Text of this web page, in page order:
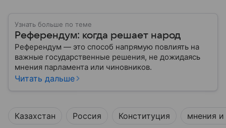
Узнать больше по теме
Референдум: когда решает народ
Референдум — это способ напрямую повлиять на
важные государственные решения, не дожидаясь
мнения парламента или чиновников.
Читать дальше
Казахстан Россия Конституция мнения и